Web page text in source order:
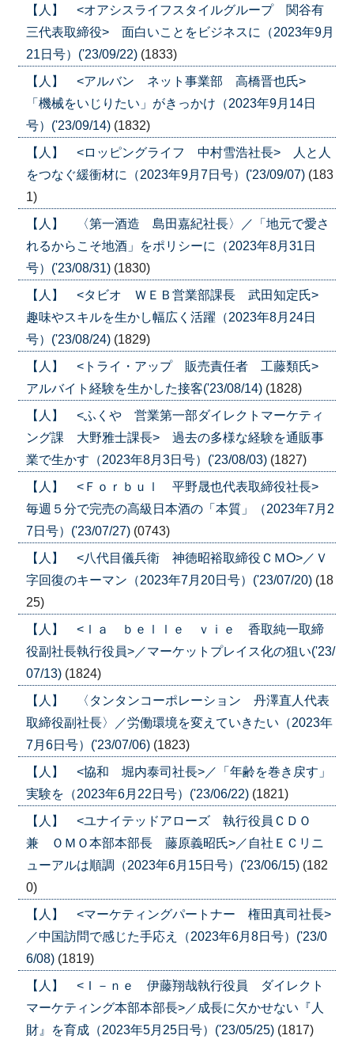
【人】 <オアシスライフスタイルグループ 関谷有
三代表取締役> 面白いことをビジネスに（2023年9月
21日号）('23/09/22) (1833)
【人】 <アルバン ネット事業部 高橋晋也氏>
「機械をいじりたい」がきっかけ（2023年9月14日
号）('23/09/14) (1832)
【人】 <ロッピングライフ 中村雪浩社長> 人と人
をつなぐ緩衝材に（2023年9月7日号）('23/09/07) (183
1)
【人】 〈第一酒造 島田嘉紀社長〉／「地元で愛さ
れるからこそ地酒」をポリシーに（2023年8月31日
号）('23/08/31) (1830)
【人】 <タビオ ＷＥＢ営業部課長 武田知定氏>
趣味やスキルを生かし幅広く活躍（2023年8月24日
号）('23/08/24) (1829)
【人】 <トライ・アップ 販売責任者 工藤類氏>
アルバイト経験を生かした接客('23/08/14) (1828)
【人】 <ふくや 営業第一部ダイレクトマーケティ
ング課 大野雅士課長> 過去の多様な経験を通販事
業で生かす（2023年8月3日号）('23/08/03) (1827)
【人】 <Ｆｏｒｂｕｌ 平野晟也代表取締役社長>
毎週５分で完売の高級日本酒の「本質」（2023年7月2
7日号）('23/07/27) (0743)
【人】 <八代目儀兵衛 神徳昭裕取締役ＣＭО>／Ｖ
字回復のキーマン（2023年7月20日号）('23/07/20) (18
25)
【人】 <ｌａ ｂｅｌｌｅ ｖｉｅ 香取純一取締
役副社長執行役員>／マーケットプレイス化の狙い('23/
07/13) (1824)
【人】 〈タンタンコーポレーション 丹澤直人代表
取締役副社長〉／労働環境を変えていきたい（2023年
7月6日号）('23/07/06) (1823)
【人】 <協和 堀内泰司社長>／「年齢を巻き戻す」
実験を（2023年6月22日号）('23/06/22) (1821)
【人】 <ユナイテッドアローズ 執行役員ＣＤＯ
兼 ＯＭＯ本部本部長 藤原義昭氏>／自社ＥＣリニ
ューアルは順調（2023年6月15日号）('23/06/15) (182
0)
【人】 <マーケティングパートナー 権田真司社長>
／中国訪問で感じた手応え（2023年6月8日号）('23/0
6/08) (1819)
【人】 <Ｉ－ｎｅ 伊藤翔哉執行役員 ダイレクト
マーケティング本部本部長>／成長に欠かせない『人
財』を育成（2023年5月25日号）('23/05/25) (1817)